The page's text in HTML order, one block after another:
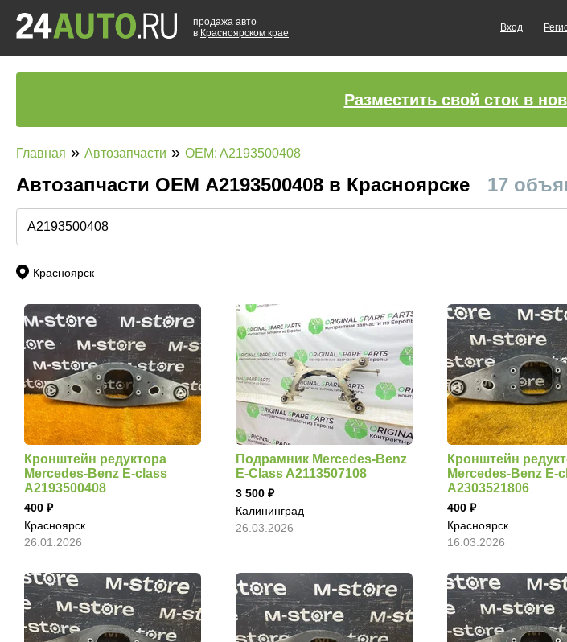
продажа авто
в Красноярском крае
Вход
Разместить свой сток в
Главная » Автозапчасти » OEM: A2193500408
Автозапчасти ОЕМ A2193500408 в Красноярске 17
Красноярск
Кронштейн редуктора
Mercedes-Benz E-class
A2193500408
400
Красноярск
26.01.2026
Подрамник Mercedes-Benz
E-Class A2113507108
3 500
Калининград
26.03.2026
Кронштейн
Mercedes-Benz E-
A2303521806
400
Красноярск
16.03.2026